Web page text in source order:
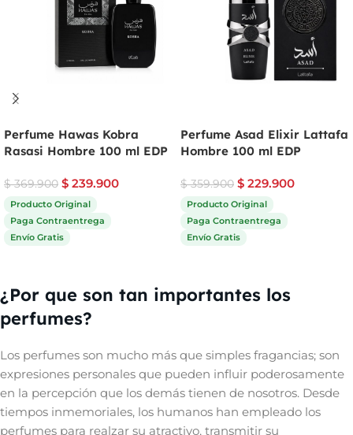
Perfume Hawas Kobra
Rasasi Hombre 100 ml EDP
$369.900 $ 239.900
Producto Original
Paga Contraentrega
Envío Gratis
Perfume Asad Elixir Lattafa
Hombre 100 ml EDP
$359.900 $ 229.900
Producto Original
Paga Contraentrega
Envío Gratis
¿Por que son tan importantes los
perfumes?
Los perfumes son mucho más que simples fragancias; son
expresiones personales que pueden influir poderosamente
en la percepción que los demás tienen de nosotros. Desde
tiempos inmemoriales, los humanos han empleado los
perfumes para realzar su atractivo, transmitir su